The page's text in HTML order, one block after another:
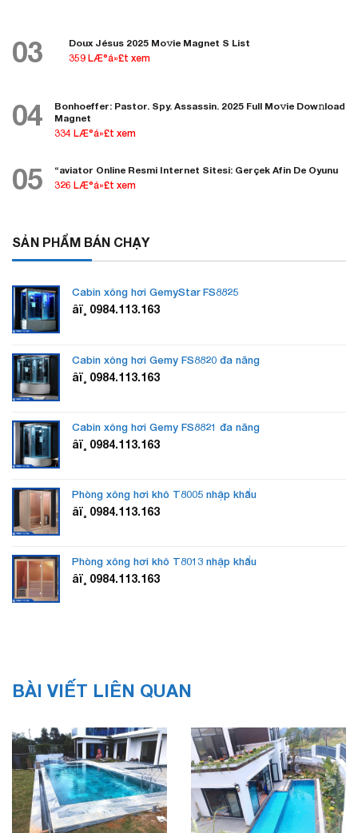
03
Doux Jésus 2025 Mo𝚟ie Magnet S List
359 LÆ°á»£t xem
04
Bonhoeffer: Pastor. Spy. Assassin. 2025 Full Mo𝚟ie Dow𝚗load
Magnet
334 LÆ°á»£t xem
05
“aviator Online Resmi Internet Sitesi: Gerçek Afin De Oyunu
326 LÆ°á»£t xem
SẢN PHẨM BÁN CHẠY
Cabin xông hơi GemyStar FS8825
âï¸ 0984.113.163
Cabin xông hơi Gemy FS8820 đa năng
âï¸ 0984.113.163
Cabin xông hơi Gemy FS8821 đa năng
âï¸ 0984.113.163
Phòng xông hơi khô T8005 nhập khẩu
âï¸ 0984.113.163
Phòng xông hơi khô T8013 nhập khẩu
âï¸ 0984.113.163
BÀI VIẾT LIÊN QUAN